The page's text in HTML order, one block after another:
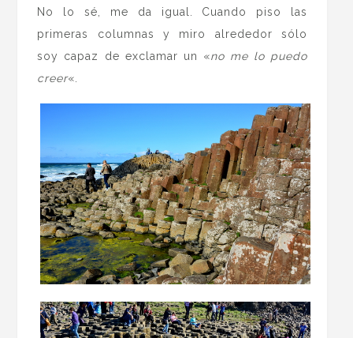
No lo sé, me da igual. Cuando piso las
primeras columnas y miro alrededor sólo
soy capaz de exclamar un «no me lo puedo
creer«.